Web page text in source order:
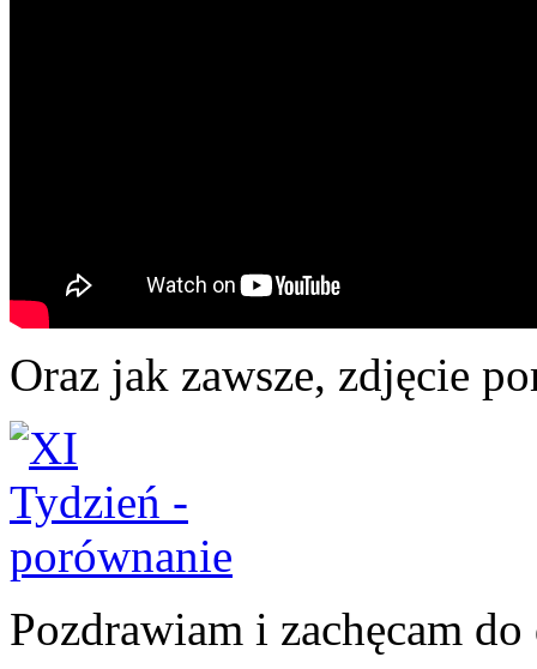
Oraz jak zawsze, zdjęcie
Pozdrawiam i zachęcam